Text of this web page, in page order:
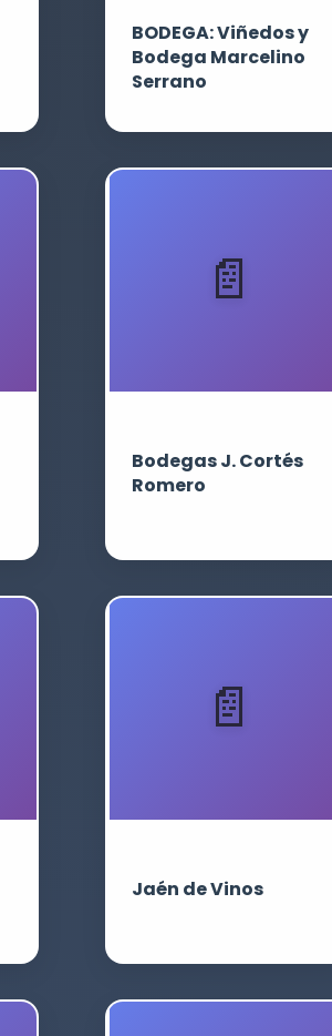
BODEGA: Viñedos y
Bodega Marcelino
Serrano
Bodegas J. Cortés
Romero
Jaén de Vinos